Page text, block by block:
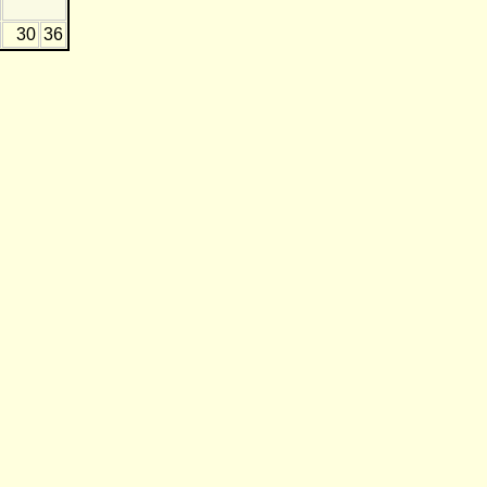
30 36